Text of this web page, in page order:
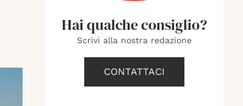
Hai qualche consiglio?
Scrivi alla nostra redazione
CONTATTACI